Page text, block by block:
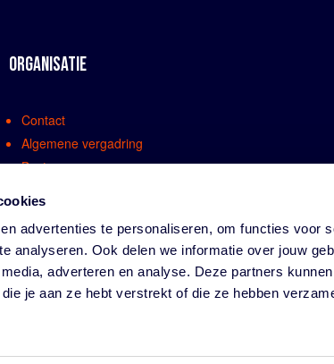
advertenties te personaliseren, om functies voor
analyseren. Ook delen we informatie over jouw
adverteren en analyse. Deze partners
je aan ze hebt verstrekt of die ze hebben
ORGANISATIE
Contact
Algemene vergadring
Bestuur
Bondsreglementen
Klachtenregeling
Partners
Vacatures